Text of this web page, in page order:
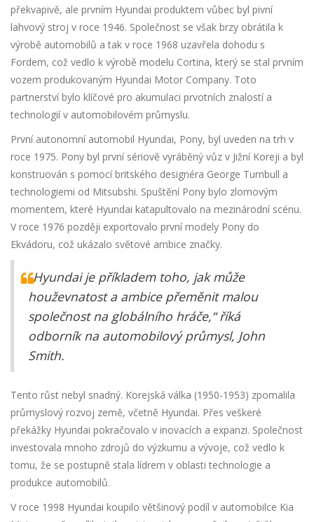
překvapivě, ale prvním Hyundai produktem vůbec byl pivní
lahvový stroj v roce 1946. Společnost se však brzy obrátila k
výrobě automobilů a tak v roce 1968 uzavřela dohodu s
Fordem, což vedlo k výrobě modelu Cortina, který se stal prvním
vozem produkovaným Hyundai Motor Company. Toto
partnerství bylo klíčové pro akumulaci prvotních znalostí a
technologií v automobilovém průmyslu.
První autonomní automobil Hyundai, Pony, byl uveden na trh v
roce 1975. Pony byl první sériově vyráběný vůz v Jižní Koreji a byl
konstruován s pomocí britského designéra George Turnbull a
technologiemi od Mitsubshi. Spuštění Pony bylo zlomovým
momentem, které Hyundai katapultovalo na mezinárodní scénu.
V roce 1976 později exportovalo první modely Pony do
Ekvádoru, což ukázalo světové ambice značky.
„Hyundai je příkladem toho, jak může
houževnatost a ambice přeměnit malou
společnost na globálního hráče,“ říká
odborník na automobilový průmysl, John
Smith.
Tento růst nebyl snadný. Korejská válka (1950-1953) zpomalila
průmyslový rozvoj země, včetně Hyundai. Přes veškeré
překážky Hyundai pokračovalo v inovacích a expanzi. Společnost
investovala mnoho zdrojů do výzkumu a vývoje, což vedlo k
tomu, že se postupně stala lídrem v oblasti technologie a
produkce automobilů.
V roce 1998 Hyundai koupilo většinový podíl v automobilce Kia